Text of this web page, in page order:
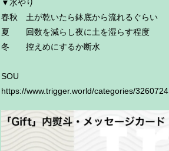
▼水やり
春秋 土が乾いたら鉢底から流れるぐらい
夏 回数を減らし夜に土を湿らす程度
冬 控えめにするか断水
SOU
https://www.trigger.world/categories/3260724